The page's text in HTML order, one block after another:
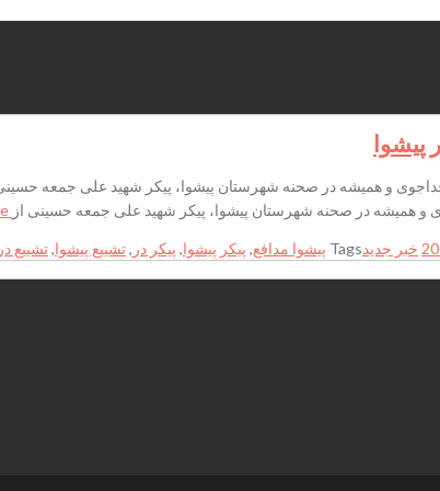
پیشوا
و همیشه در صحنه شهرستان پیشوا، پیکر شهید علی جمعه حسینی از
خبر جدیدTags پیشوا مدافع, پیکر پیشوا, پیکر در ,تشییع پیشوا,تشییع در